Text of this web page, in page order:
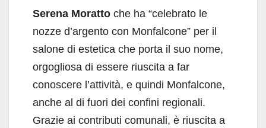
Serena Moratto che ha “celebrato le
nozze d’argento con Monfalcone” per il
salone di estetica che porta il suo nome,
orgogliosa di essere riuscita a far
conoscere l’attività, e quindi Monfalcone,
anche al di fuori dei confini regionali.
Grazie ai contributi comunali, è riuscita a